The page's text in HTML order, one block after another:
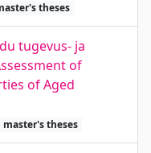
theses
tugevus- ja
of
of Aged
master's theses